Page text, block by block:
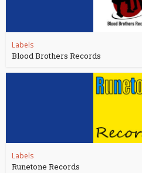
Labels
Blood Brothers Records
Labels
Runetone Records